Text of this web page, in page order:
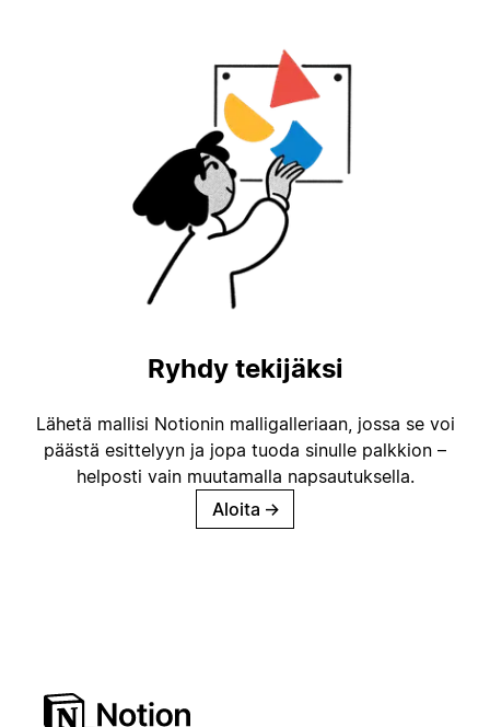
Ryhdy tekijäksi
Lähetä mallisi Notionin malligalleriaan, jossa se voi
päästä esittelyyn ja jopa tuoda sinulle palkkion –
helposti vain muutamalla napsautuksella.
Aloita →